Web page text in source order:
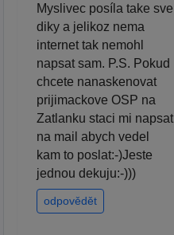
Myslivec posíla take sve
diky a jelikoz nema
internet tak nemohl
napsat sam. P.S. Pokud
chcete nanaskenovat
prijimackove OSP na
Zatlanku staci mi napsat
na mail abych vedel
kam to poslat:-)Jeste
jednou dekuju:-)))
odpovědět